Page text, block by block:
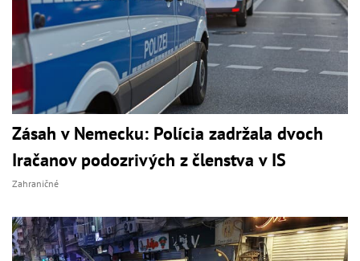
Zásah v Nemecku: Polícia zadržala dvoch
Iračanov podozrivých z členstva v IS
Zahraničné